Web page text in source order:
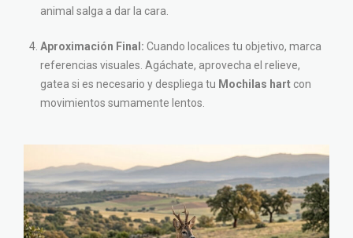
animal salga a dar la cara.
Aproximación Final: Cuando localices tu objetivo, marca
referencias visuales. Agáchate, aprovecha el relieve,
gatea si es necesario y despliega tu Mochilas hart con
movimientos sumamente lentos.